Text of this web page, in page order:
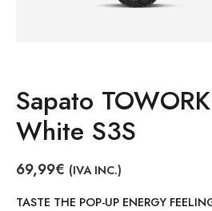
Sapato
White S3S
69,99€ (IVA INC.)
TASTE THE POP-UP ENERGY